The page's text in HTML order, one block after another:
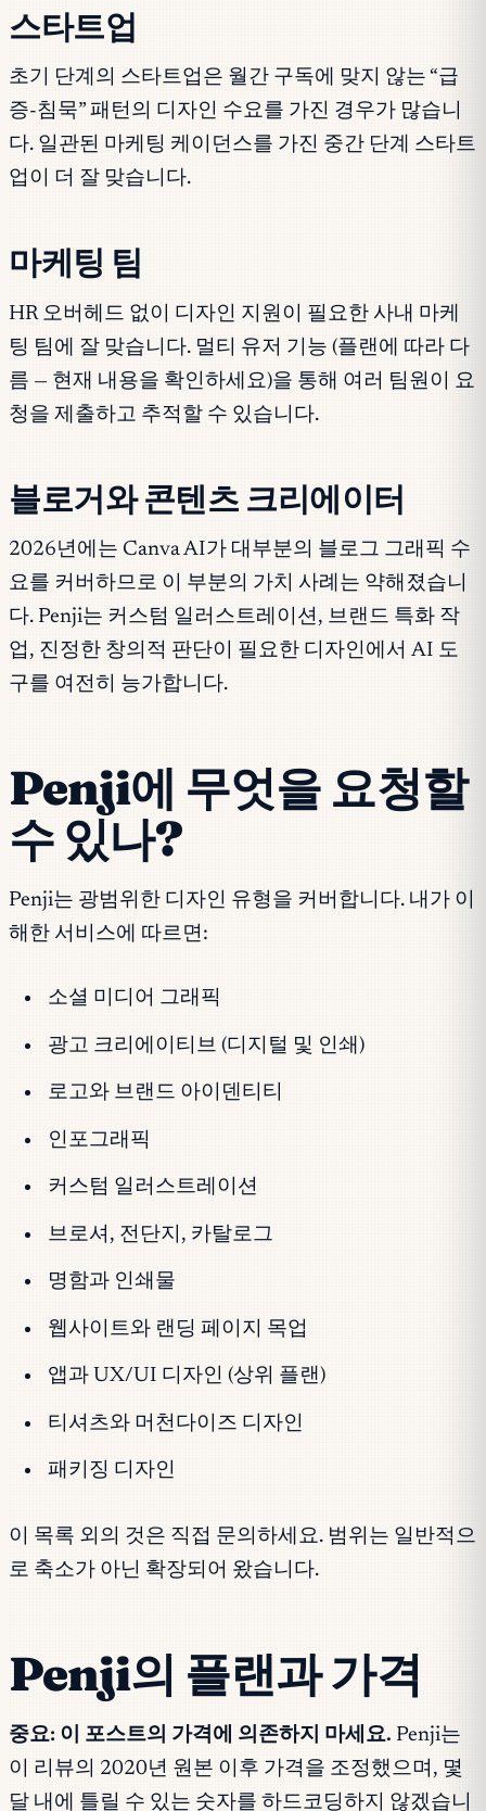
스타트업
초기 단계의 스타트업은 월간 구독에 맞지 않는 “급
증-침묵” 패턴의 디자인 수요를 가진 경우가 많습니
다. 일관된 마케팅 케이던스를 가진 중간 단계 스타트
업이 더 잘 맞습니다.
마케팅 팀
HR 오버헤드 없이 디자인 지원이 필요한 사내 마케
팅 팀에 잘 맞습니다. 멀티 유저 기능 (플랜에 따라 다
름 — 현재 내용을 확인하세요)을 통해 여러 팀원이 요
청을 제출하고 추적할 수 있습니다.
블로거와 콘텐츠 크리에이터
2026년에는 Canva AI가 대부분의 블로그 그래픽 수
요를 커버하므로 이 부분의 가치 사례는 약해졌습니
다. Penji는 커스텀 일러스트레이션, 브랜드 특화 작
업, 진정한 창의적 판단이 필요한 디자인에서 AI 도
구를 여전히 능가합니다.
Penji에 무엇을 요청할
수 있나?
Penji는 광범위한 디자인 유형을 커버합니다. 내가 이
해한 서비스에 따르면:
소셜 미디어 그래픽
광고 크리에이티브 (디지털 및 인쇄)
로고와 브랜드 아이덴티티
인포그래픽
커스텀 일러스트레이션
브로셔, 전단지, 카탈로그
명함과 인쇄물
웹사이트와 랜딩 페이지 목업
앱과 UX/UI 디자인 (상위 플랜)
티셔츠와 머천다이즈 디자인
패키징 디자인
이 목록 외의 것은 직접 문의하세요. 범위는 일반적으
로 축소가 아닌 확장되어 왔습니다.
Penji의 플랜과 가격
중요: 이 포스트의 가격에 의존하지 마세요. Penji는
이 리뷰의 2020년 원본 이후 가격을 조정했으며, 몇
달 내에 틀릴 수 있는 숫자를 하드코딩하지 않겠습니